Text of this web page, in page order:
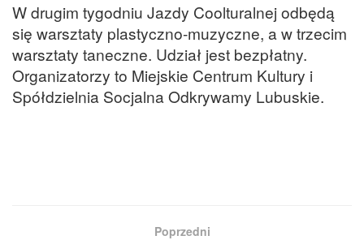
W drugim tygodniu Jazdy Coolturalnej odbędą
się warsztaty plastyczno-muzyczne, a w trzecim
warsztaty taneczne. Udział jest bezpłatny.
Organizatorzy to Miejskie Centrum Kultury i
Spółdzielnia Socjalna Odkrywamy Lubuskie.
Poprzedni